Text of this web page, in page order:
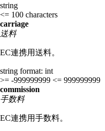
string
<= 100 characters
carriage
送料
EC連携用送料。
string format: int
>= -999999999 <= 999999999
commission
手数料
EC連携用手数料。